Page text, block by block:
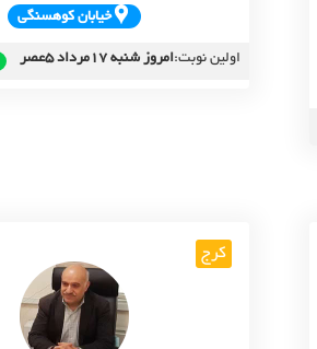
خيابان کوهسنگي
اولین نوبت:امروز شنبه 17مرداد 5عصر
کرج